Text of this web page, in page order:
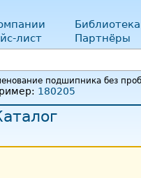
Библиотека
лист
Партнёры
подшипника без
180205